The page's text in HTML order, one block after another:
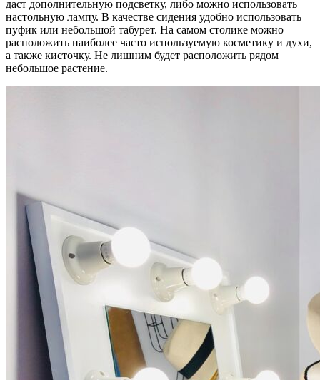
даст дополнительную подсветку, либо можно использовать
настольную лампу. В качестве сидения удобно использовать
пуфик или небольшой табурет. На самом столике можно
расположить наиболее часто используемую косметику и духи,
а также кисточку. Не лишним будет расположить рядом
небольшое растение.